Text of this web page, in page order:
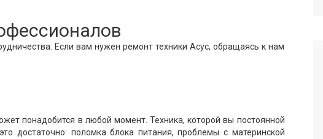
Если вам нужен ремонт техники Асус, обращаясь к нам
понадобится в любой момент. Техника, которой вы постоянной
достаточно: поломка блока питания, проблемы с материнской